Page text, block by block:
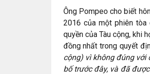
Ông Pompeo cho biết
2016 của một phiên
quyền của Tàu cộng, khi
đồng nhất trong quyết
cộng) vì không đúng với
bố trước đây, và đã